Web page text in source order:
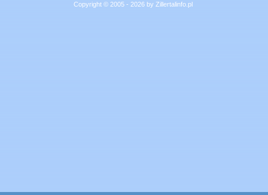
Copyright © 2005 - 2026 by Zillertalinfo.pl